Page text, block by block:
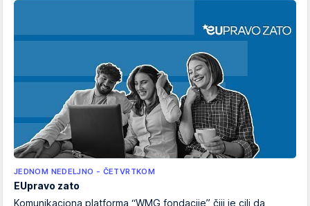
JEDNOM NEDELJNO - ČETVRTKOM
EUpravo zato
Komunikaciona platforma “WMG fondacije” čiji je cilj da